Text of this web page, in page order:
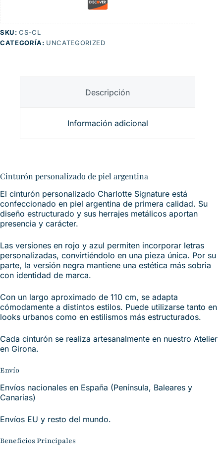
SKU:CS-CL
CATEGORÍA: UNCATEGORIZED
Descripción
Información adicional
Cinturón personalizado de piel argentina
El cinturón personalizado Charlotte Signature está
confeccionado en piel argentina de primera calidad. Su
diseño estructurado y sus herrajes metálicos aportan
presencia y carácter.
Las versiones en rojo y azul permiten incorporar letras
personalizadas, convirtiéndolo en una pieza única. Por su
parte, la versión negra mantiene una estética más sobria
con identidad de marca.
Con un largo aproximado de 110 cm, se adapta
cómodamente a distintos estilos. Puede utilizarse tanto en
looks urbanos como en estilismos más estructurados.
Cada cinturón se realiza artesanalmente en nuestro Atelier
en Girona.
Envío
Envíos nacionales en España (Península, Baleares y
Canarias)
Envíos EU y resto del mundo.
Beneficios Principales